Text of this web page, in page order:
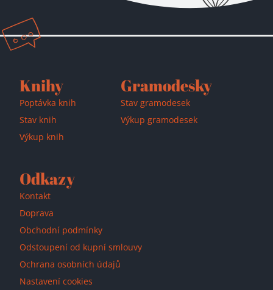
Přidáno do košíku!
Knihy
Poptávka knih
Stav knih
Výkup knih
Gramodesky
Stav gramodesek
Výkup gramodesek
Odkazy
Kontakt
Doprava
Obchodní podmínky
Odstoupení od kupní smlouvy
Ochrana osobních údajů
Nastavení cookies